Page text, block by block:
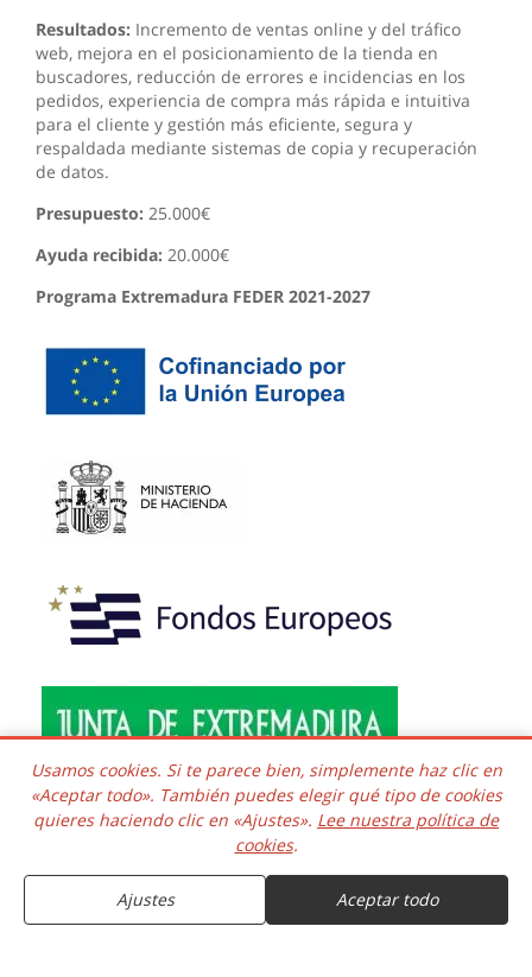
Resultados: Incremento de ventas online y del tráfico
web, mejora en el posicionamiento de la tienda en
buscadores, reducción de errores e incidencias en los
pedidos, experiencia de compra más rápida e intuitiva
para el cliente y gestión más eficiente, segura y
respaldada mediante sistemas de copia y recuperación
de datos.
Presupuesto: 25.000€
Ayuda recibida: 20.000€
Programa Extremadura FEDER 2021-2027
Copyright © 2016 - 2026 Todos los derechos reservados.
Desarrollado e integrado
Kaframa Technology SL CIF B06758361. Poligono el Nevero
complejo Inmuba Albatros, Manzana 6 Nave 9, 06006,
Badajoz. ESPAÑA.
Usamos cookies. Si te parece bien, simplemente haz clic en
«Aceptar todo». También puedes elegir qué tipo de cookies
quieres haciendo clic en «Ajustes». Lee nuestra política de
cookies.
Ajustes Aceptar todo